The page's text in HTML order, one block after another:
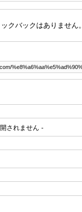
クバックはありません。
されません -